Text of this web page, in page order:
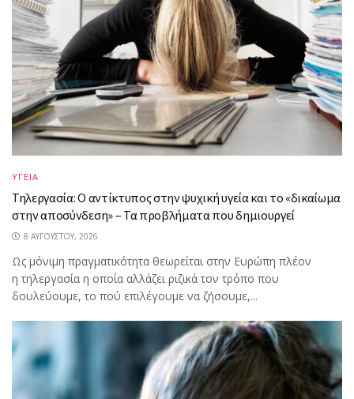
ΥΓΕΙΑ
Τηλεργασία: Ο αντίκτυπος στην ψυχική υγεία και το «δικαίωμα
στην αποσύνδεση» – Τα προβλήματα που δημιουργεί
8 ΑΥΓΟΎΣΤΟΥ, 2026
Ως μόνιμη πραγματικότητα θεωρείται στην Ευρώπη πλέον
η τηλεργασία η οποία αλλάζει ριζικά τον τρόπο που
δουλεύουμε, το πού επιλέγουμε να ζήσουμε,...